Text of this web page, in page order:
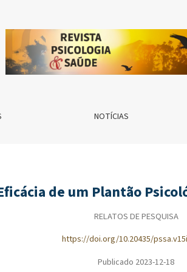
um Serviço-Escola
NOTÍCIAS
de um Plantão
RELATOS DE PESQUISA
https://doi.org/10.20435/
Publicado 2023-12-18